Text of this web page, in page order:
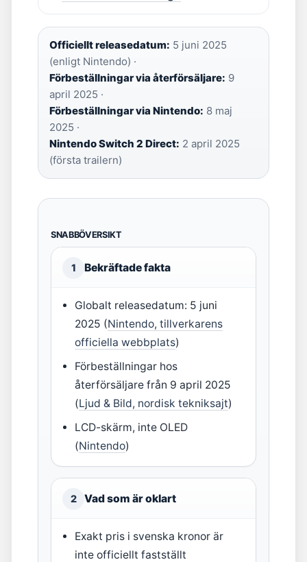
Officiellt releasedatum: 5 juni 2025
(enligt Nintendo) ·
Förbeställningar via återförsäljare: 9
april 2025 ·
Förbeställningar via Nintendo: 8 maj
2025 ·
Nintendo Switch 2 Direct: 2 april 2025
(första trailern)
SNABBÖVERSIKT
1 Bekräftade fakta
Globalt releasedatum: 5 juni
2025 (Nintendo, tillverkarens
officiella webbplats)
Förbeställningar hos
återförsäljare från 9 april 2025
(Ljud & Bild, nordisk tekniksajt)
LCD-skärm, inte OLED
(Nintendo)
2 Vad som är oklart
Exakt pris i svenska kronor är
inte officiellt fastställt